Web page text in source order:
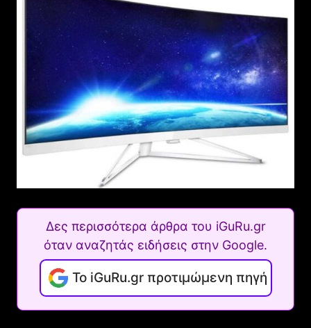
Δες περισσότερα άρθρα του iGuRu.gr
όταν αναζητάς ειδήσεις στην Google.
Το iGuRu.gr προτιμώμενη πηγή